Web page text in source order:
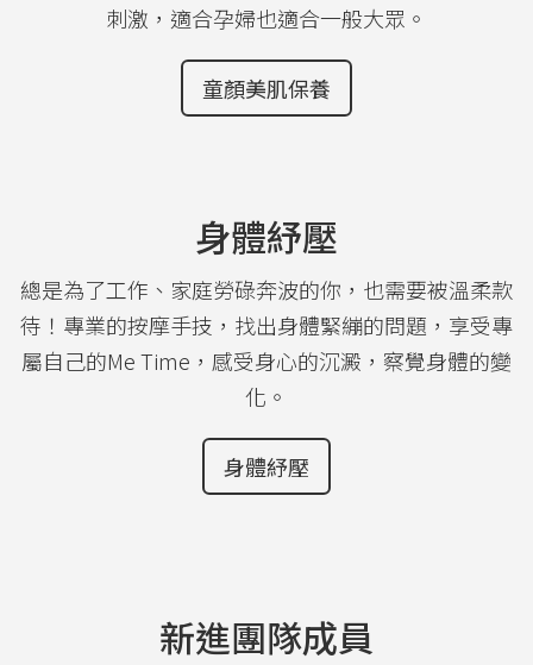
刺激，適合孕婦也適合一般大眾。
童顏美肌保養
身體紓壓
總是為了工作、家庭勞碌奔波的你，也需要被溫柔款
待！專業的按摩手技，找出身體緊繃的問題，享受專
屬自己的Me Time，感受身心的沉澱，察覺身體的變
化。
身體紓壓
新進團隊成員